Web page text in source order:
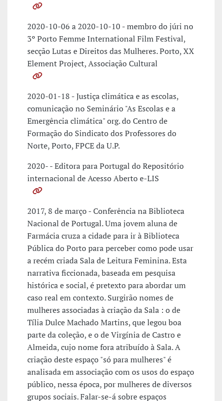
2020-10-06 a 2020-10-10 - membro do júri no
3º Porto Femme International Film Festival,
secção Lutas e Direitos das Mulheres. Porto, XX
Element Project, Associação Cultural
2020-01-18 - Justiça climática e as escolas,
comunicação no Seminário "As Escolas e a
Emergência climática" org. do Centro de
Formação do Sindicato dos Professores do
Norte, Porto, FPCE da U.P.
2020- - Editora para Portugal do Repositório
internacional de Acesso Aberto e-LIS
2017, 8 de março - Conferência na Biblioteca
Nacional de Portugal. Uma jovem aluna de
Farmácia cruza a cidade para ir à Biblioteca
Pública do Porto para perceber como pode usar
a recém criada Sala de Leitura Feminina. Esta
narrativa ficcionada, baseada em pesquisa
histórica e social, é pretexto para abordar um
caso real em contexto. Surgirão nomes de
mulheres associadas à criação da Sala : o de
Tília Dulce Machado Martins, que legou boa
parte da coleção, e o de Virgínia de Castro e
Almeida, cujo nome fora atribuído à Sala. A
criação deste espaço "só para mulheres" é
analisada em associação com os usos do espaço
público, nessa época, por mulheres de diversos
grupos sociais. Falar-se-á sobre espaços